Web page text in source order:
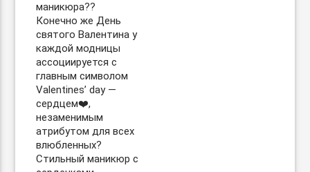
маникюра?? ⠀
Конечно же День
святого Валентина у
каждой модницы
ассоциируется с
главным символом
Valentines’ day —
сердцем❤️,
незаменимым
атрибутом для всех
влюбленных?
Стильный маникюр с